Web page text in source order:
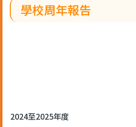
學校周年報告
2024至2025年度